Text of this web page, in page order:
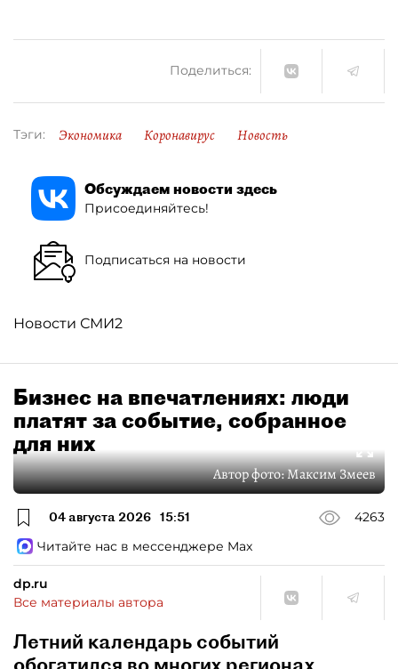
Поделиться:
Тэги: Экономика Коронавирус Новость
Обсуждаем новости здесь
Присоединяйтесь!
Подписаться на новости
Новости СМИ2
Бизнес на впечатлениях: люди
платят за событие, собранное
для них
Автор фото:Максим Змеев
04 августа 2026 15:51
4263
Читайте нас в мессенджере Max
dp.ru
Все материалы автора
Летний календарь событий